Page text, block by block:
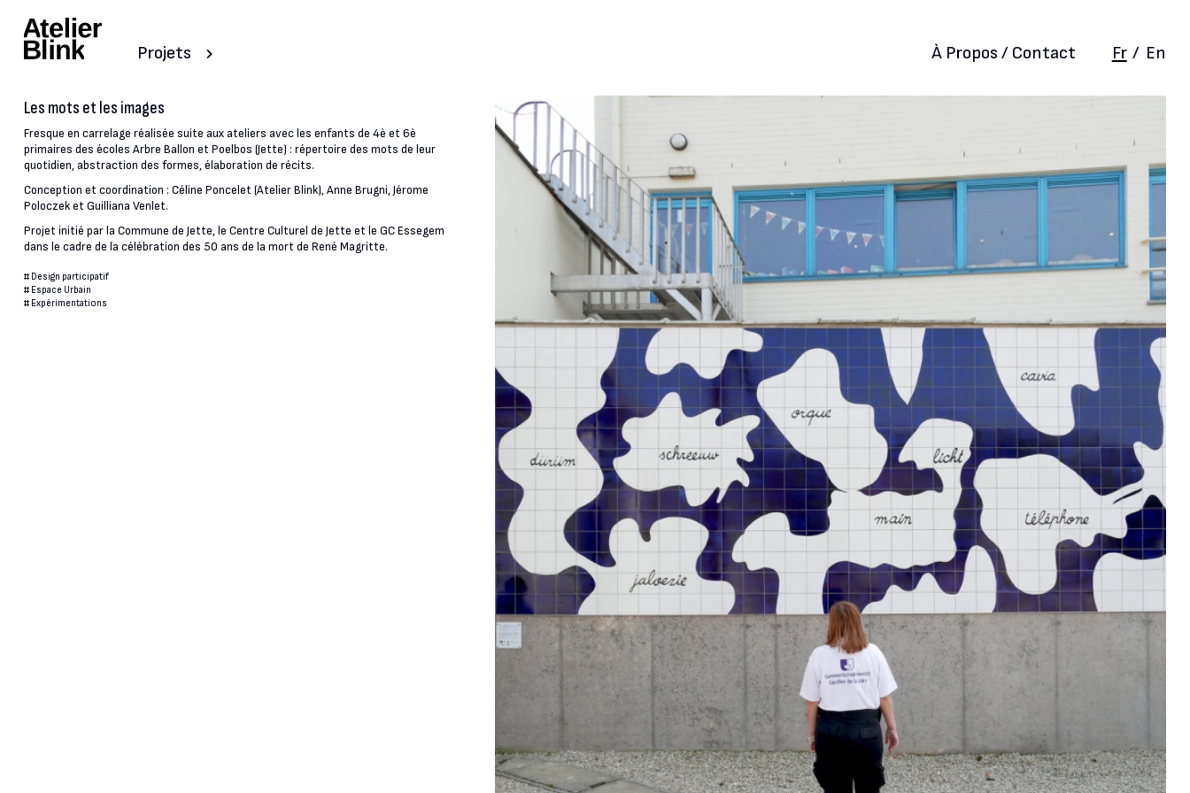
Projets À Propos / Contact Fr / En
Les mots et les images
Fresque en carrelage réalisée suite aux ateliers avec les enfants de 4è et 6è
primaires des écoles Arbre Ballon et Poelbos (Jette) : répertoire des mots de leur
quotidien, abstraction des formes, élaboration de récits.
Conception et coordination : Céline Poncelet (Atelier Blink), Anne Brugni, Jérome
Poloczek et Guilliana Venlet.
Projet initié par la Commune de Jette, le Centre Culturel de Jette et le GC Essegem
dans le cadre de la célébration des 50 ans de la mort de René Magritte.
# Design participatif
# Espace Urbain
# Expérimentations